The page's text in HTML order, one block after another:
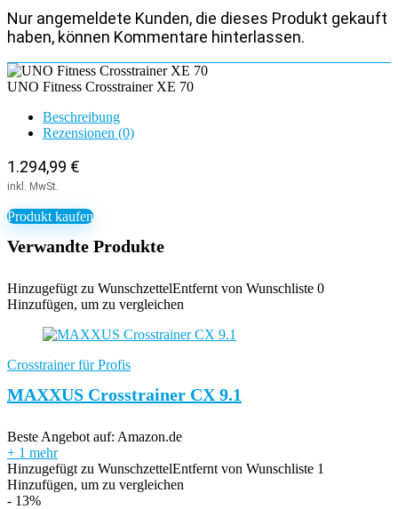
Nur angemeldete Kunden, die dieses Produkt gekauft
haben, können Kommentare hinterlassen.
UNO Fitness Crosstrainer XE 70
Beschreibung
Rezensionen (0)
1.294,99 €
Produkt kaufen
Verwandte Produkte
Hinzugefügt zu WunschzettelEntfernt von Wunschliste 0
Hinzufügen, um zu vergleichen
Crosstrainer für Profis
MAXXUS Crosstrainer CX 9.1
Beste Angebot auf: Amazon.de
+ 1 mehr
Hinzugefügt zu WunschzettelEntfernt von Wunschliste 1
Hinzufügen, um zu vergleichen
- 13%